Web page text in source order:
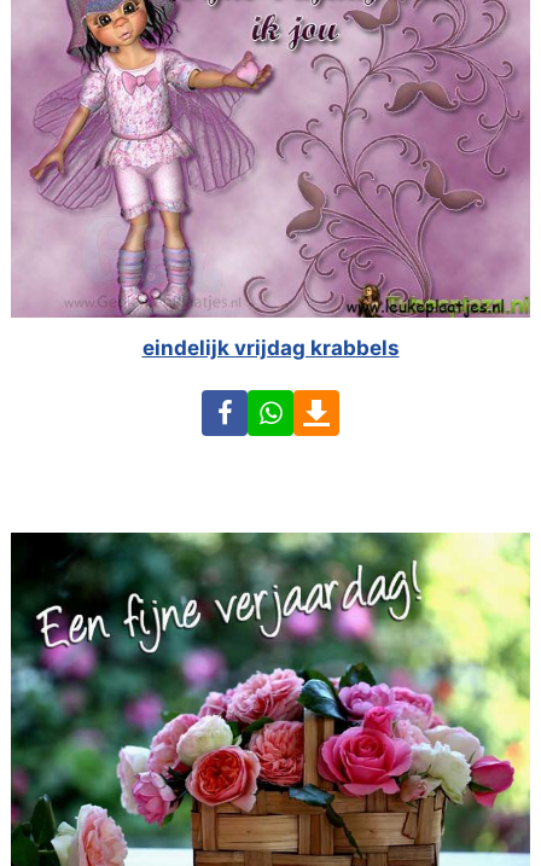
eindelijk vrijdag krabbels
FacebookWhatsApp